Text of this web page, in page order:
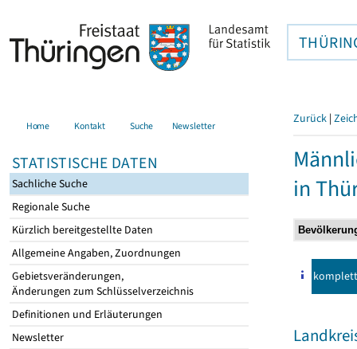
Home Kontakt Suche Newsletter
STATISTISCHE DATEN
Sachliche Suche
Regionale Suche
Kürzlich bereitgestellte Daten
Allgemeine Angaben, Zuordnungen
Gebietsveränderungen,
Änderungen zum Schlüsselverzeichnis
Definitionen und Erläuterungen
Newsletter
Zurück |
in
komplett